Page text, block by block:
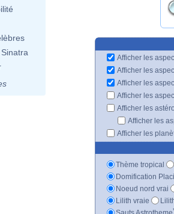
Afficher les
Afficher les
Afficher les
Afficher les
Afficher les
Afficher les
Afficher les
Thème tropical
Domification
Noeud nord vrai
Lilith vraie